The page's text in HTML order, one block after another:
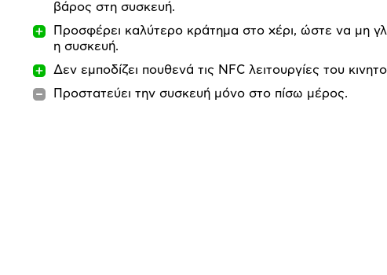
βάρος στη συσκευή.
Προσφέρει καλύτερο κράτημα στο χέρι, ώστε να μη
η συσκευή.
Δεν εμποδίζει πουθενά τις NFC λειτουργίες του
Προστατεύει την συσκευή μόνο στο πίσω μέρος.